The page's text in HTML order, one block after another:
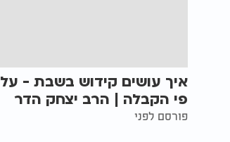
איך עושים קידוש בשבת - על
פי הקבלה | הרב יצחק הדר
פורסם לפני